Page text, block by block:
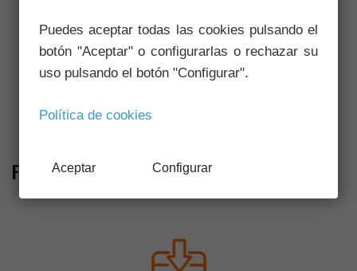
Observación de flora
Vistas panorámicas
Ficheros descargables
Puedes aceptar todas las cookies pulsando el
botón "Aceptar" o configurarlas o rechazar su
uso pulsando el botón "Configurar".
Política de cookies
Aceptar Configurar